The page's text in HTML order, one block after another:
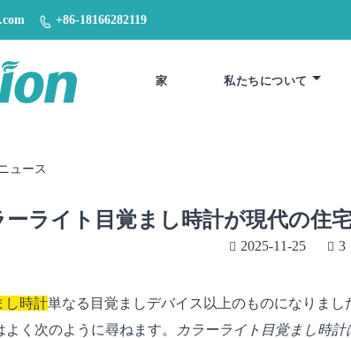
 +86-18166282119
家 私たちについて
ュース
ーライト目覚まし時計が現代の住
2025-11-25 3
し時計単なる目覚ましデバイス以上のものになりまし
く次のように尋ねます。
カラーライト目覚まし時